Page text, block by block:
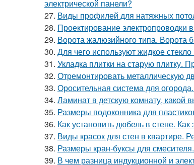
электрической панели?
27. Виды профилей для натяжных
28. Проектирование электропроводки
29. Ворота жалюзийного типа. Ворота
30. Для чего используют жидкое
31. Укладка плитки на старую плитку.
32. Отремонтировать металлическую
33. Оросительная система для
34. Ламинат в детскую комнату, какой
35. Размеры подоконника для
36. Как установить дюбель в стене.
37. Виды красок для стен в квартире.
38. Размеры кран-буксы для
39. В чем разница индукционной и